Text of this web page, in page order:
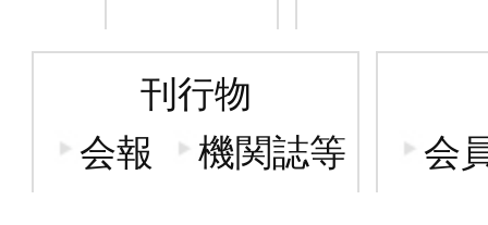
刊行物
会報
機関誌等 会